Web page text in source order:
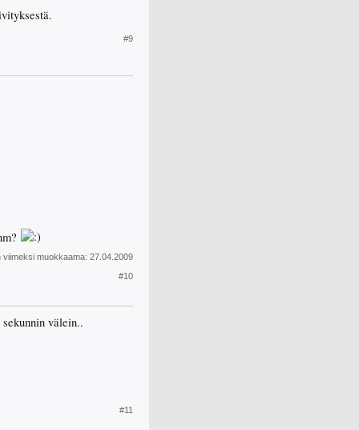
#9
viimeksi muokkaama: 27.04.2009
#10
välein..
#11